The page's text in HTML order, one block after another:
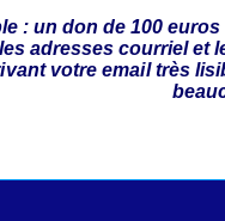
: un don de 100
adresses courriel et
votre email très